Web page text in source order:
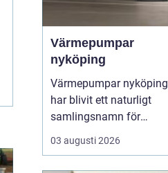
Värmepumpar
nyköping
Värmepumpar nyköping
har blivit ett naturligt
samlingsnamn för
husägare som vill
kombinera lägre
03 augusti 2026